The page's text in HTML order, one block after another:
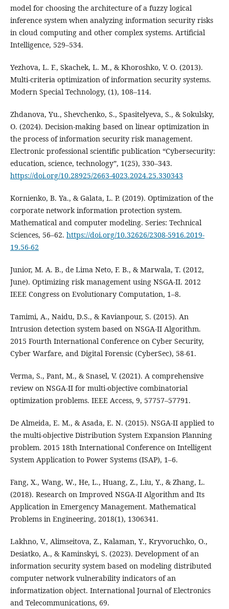
model for choosing the architecture of a fuzzy logical
inference system when analyzing information security risks
in cloud computing and other complex systems. Artificial
Intelligence, 529–534.
Yezhova, L. F., Skachek, L. M., & Khoroshko, V. O. (2013).
Multi-criteria optimization of information security systems.
Modern Special Technology, (1), 108–114.
Zhdanova, Yu., Shevchenko, S., Spasitelyeva, S., & Sokulsky,
O. (2024). Decision-making based on linear optimization in
the process of information security risk management.
Electronic professional scientific publication “Cybersecurity:
education, science, technology”, 1(25), 330–343.
https://doi.org/10.28925/2663-4023.2024.25.330343
Kornienko, B. Ya., & Galata, L. P. (2019). Optimization of the
corporate network information protection system.
Mathematical and computer modeling. Series: Technical
Sciences, 56–62. https://doi.org/10.32626/2308-5916.2019-
19.56-62
Junior, M. A. B., de Lima Neto, F. B., & Marwala, T. (2012,
June). Optimizing risk management using NSGA-II. 2012
IEEE Congress on Evolutionary Computation, 1–8.
Tamimi, A., Naidu, D.S., & Kavianpour, S. (2015). An
Intrusion detection system based on NSGA-II Algorithm.
2015 Fourth International Conference on Cyber Security,
Cyber Warfare, and Digital Forensic (CyberSec), 58-61.
Verma, S., Pant, M., & Snasel, V. (2021). A comprehensive
review on NSGA-II for multi-objective combinatorial
optimization problems. IEEE Access, 9, 57757–57791.
De Almeida, E. M., & Asada, E. N. (2015). NSGA-II applied to
the multi-objective Distribution System Expansion Planning
problem. 2015 18th International Conference on Intelligent
System Application to Power Systems (ISAP), 1–6.
Fang, X., Wang, W., He, L., Huang, Z., Liu, Y., & Zhang, L.
(2018). Research on Improved NSGA-II Algorithm and Its
Application in Emergency Management. Mathematical
Problems in Engineering, 2018(1), 1306341.
Lakhno, V., Alimseitova, Z., Kalaman, Y., Kryvoruchko, O.,
Desiatko, A., & Kaminskyi, S. (2023). Development of an
information security system based on modeling distributed
computer network vulnerability indicators of an
informatization object. International Journal of Electronics
and Telecommunications, 69.